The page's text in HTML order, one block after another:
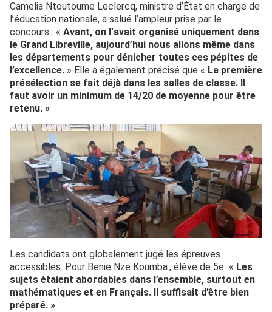
Camelia Ntoutoume Leclercq, ministre d’État en charge de
l’éducation nationale, a salué l’ampleur prise par le
concours : « Avant, on l’avait organisé uniquement dans
le Grand Libreville, aujourd’hui nous allons même dans
les départements pour dénicher toutes ces pépites de
l’excellence. » Elle a également précisé que « La première
présélection se fait déjà dans les salles de classe. Il
faut avoir un minimum de 14/20 de moyenne pour être
retenu. »
Les candidats ont globalement jugé les épreuves
accessibles. Pour Benie Nze Koumba., élève de 5e « Les
sujets étaient abordables dans l’ensemble, surtout en
mathématiques et en Français. Il suffisait d’être bien
préparé. »